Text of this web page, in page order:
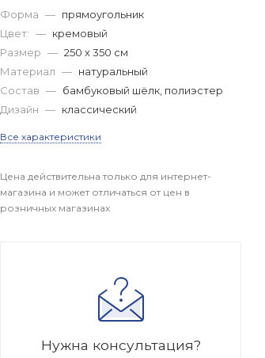
Форма — прямоугольник
Цвет: — кремовый
Размер — 250 x 350 см
Материал — натуральный
Состав — бамбуковый шёлк, полиэстер
Дизайн — классический
Все характеристики
Цена действительна только для интернет-
магазина и может отличаться от цен в
розничных магазинах
Нужна консультация?